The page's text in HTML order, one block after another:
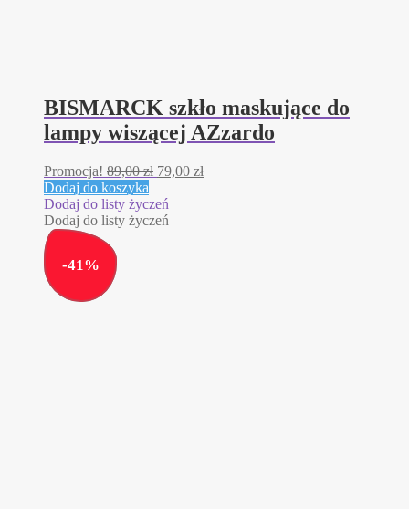
BISMARCK szkło maskujące do
lampy wiszącej AZzardo
Promocja! 89,00zł Pierwotna
wynosiła:
89,00 zł.
79,00 złAktualna
Dodaj do koszyka
Dodaj do listy życzeń
Dodaj do listy życzeń
-41%